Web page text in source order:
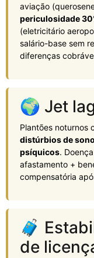
aviação
periculosidade
(eletricitário
salário-base sem
diferenças
🌍 Jet
Plantões noturnos
distúrbios de
psíquicos.
afastamento +
compensatória
🧳
de